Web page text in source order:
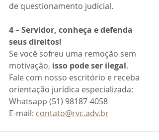
de questionamento judicial.
4 – Servidor, conheça e defenda
seus direitos!
Se você sofreu uma remoção sem
motivação, isso pode ser ilegal.
Fale com nosso escritório e receba
orientação jurídica especializada:
Whatsapp (51) 98187-4058
E-mail: contato@rvc.adv.br